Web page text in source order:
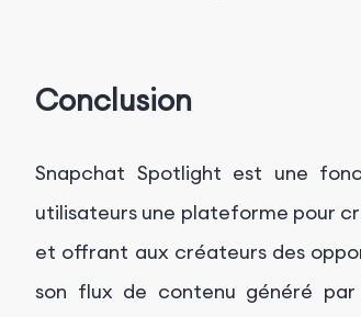
Conclusion
Snapchat Spotlight est une
utilisateurs une plateforme pour
et offrant aux créateurs des
son flux de contenu généré